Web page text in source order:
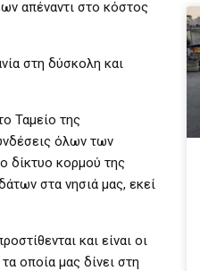
απέναντι στο κόστος
στη δύσκολη και
Ταμείο της
όλων των
δίκτυο κορμού της
στα νησιά μας, εκεί
και είναι οι
οποία μας δίνει στη